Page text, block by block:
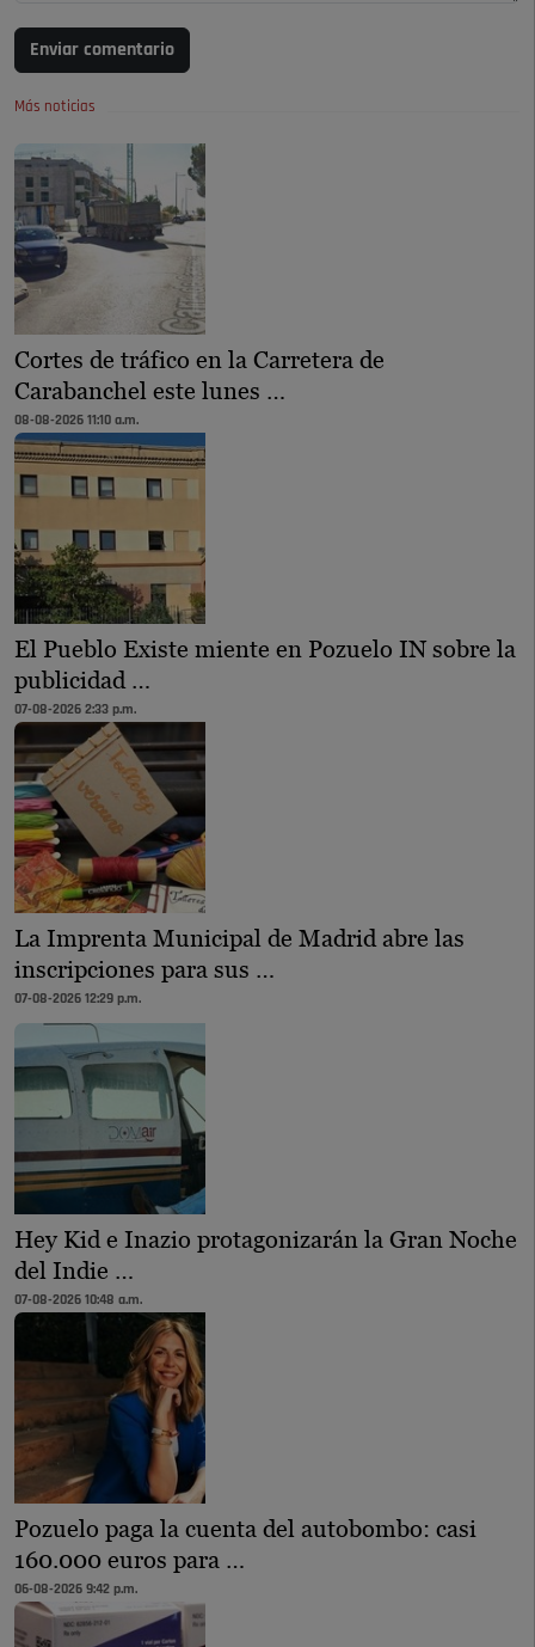
Enviar comentario
Más noticias
Cortes de tráfico en la Carretera de
Carabanchel este lunes …
08-08-2026 11:10 a.m.
El Pueblo Existe miente en Pozuelo IN sobre la
publicidad …
07-08-2026 2:33 p.m.
La Imprenta Municipal de Madrid abre las
inscripciones para sus …
07-08-2026 12:29 p.m.
Hey Kid e Inazio protagonizarán la Gran Noche
del Indie …
07-08-2026 10:48 a.m.
Pozuelo paga la cuenta del autobombo: casi
160.000 euros para …
06-08-2026 9:42 p.m.